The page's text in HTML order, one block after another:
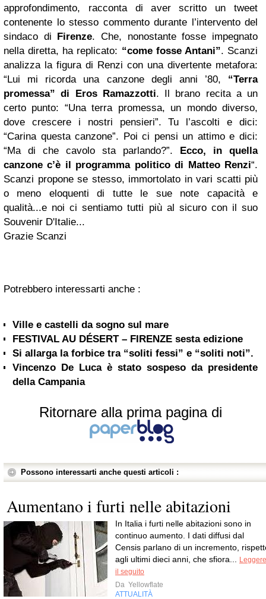
approfondimento, racconta di aver scritto un tweet
contenente lo stesso commento durante l’intervento del
sindaco di Firenze. Che, nonostante fosse impegnato
nella diretta, ha replicato: “come fosse Antani”. Scanzi
analizza la figura di Renzi con una divertente metafora:
“Lui mi ricorda una canzone degli anni ’80, “Terra
promessa” di Eros Ramazzotti. Il brano recita a un
certo punto: “Una terra promessa, un mondo diverso,
dove crescere i nostri pensieri”. Tu l’ascolti e dici:
“Carina questa canzone”. Poi ci pensi un attimo e dici:
“Ma di che cavolo sta parlando?”. Ecco, in quella
canzone c’è il programma politico di Matteo Renzi“.
Scanzi propone se stesso, immortolato in vari scatti più
o meno eloquenti di tutte le sue note capacità e
qualità...e noi ci sentiamo tutti più al sicuro con il suo
Souvenir D'Italie...
Grazie Scanzi
Potrebbero interessarti anche :
Ville e castelli da sogno sul mare
FESTIVAL AU DÉSERT – FIRENZE sesta edizione
Si allarga la forbice tra “soliti fessi” e “soliti noti”.
Vincenzo De Luca è stato sospeso da presidente
della Campania
Ritornare alla prima pagina di
Possono interessarti anche questi articoli :
Aumentano i furti nelle abitazioni
In Italia i furti nelle abitazioni sono in
continuo aumento. I dati diffusi dal
Censis parlano di un incremento,
agli ultimi dieci anni, che sfiora...
Leggere
il seguito
Da Yellowflate
ATTUALITÀ